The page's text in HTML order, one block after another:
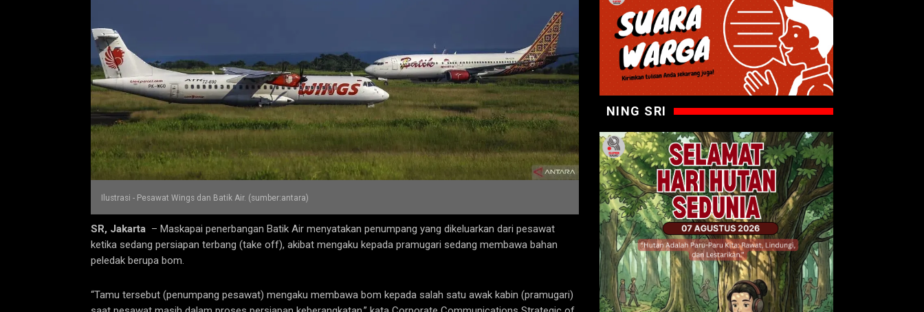
Ilustrasi - Pesawat Wings dan Batik Air. (sumber:antara)
SR, Jakarta – Maskapai penerbangan Batik Air menyatakan penumpang yang dikeluarkan dari pesawat
ketika sedang persiapan terbang (take off), akibat mengaku kepada pramugari sedang membawa bahan
peledak berupa bom.
“Tamu tersebut (penumpang pesawat) mengaku membawa bom kepada salah satu awak kabin (pramugari)
NING SRI